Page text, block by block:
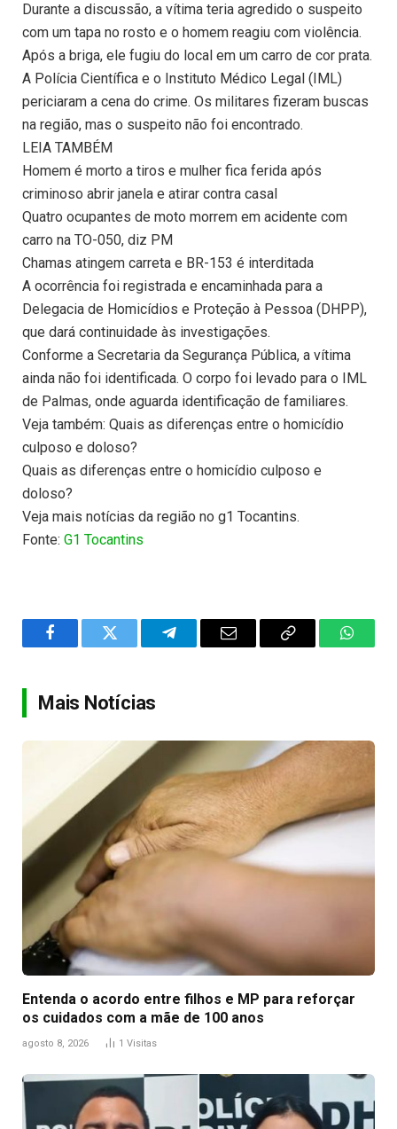
Durante a discussão, a vítima teria agredido o suspeito
com um tapa no rosto e o homem reagiu com violência.
Após a briga, ele fugiu do local em um carro de cor prata.
A Polícia Científica e o Instituto Médico Legal (IML)
periciaram a cena do crime. Os militares fizeram buscas
na região, mas o suspeito não foi encontrado.
LEIA TAMBÉM
Homem é morto a tiros e mulher fica ferida após
criminoso abrir janela e atirar contra casal
Quatro ocupantes de moto morrem em acidente com
carro na TO-050, diz PM
Chamas atingem carreta e BR-153 é interditada
A ocorrência foi registrada e encaminhada para a
Delegacia de Homicídios e Proteção à Pessoa (DHPP),
que dará continuidade às investigações.
Conforme a Secretaria da Segurança Pública, a vítima
ainda não foi identificada. O corpo foi levado para o IML
de Palmas, onde aguarda identificação de familiares.
Veja também: Quais as diferenças entre o homicídio
culposo e doloso?
Quais as diferenças entre o homicídio culposo e
doloso?
Veja mais notícias da região no g1 Tocantins.
Fonte: G1 Tocantins
FacebookTwitter TelegramEmail
Copy
Mais Notícias
Entenda o acordo entre filhos e MP para reforçar
os cuidados com a mãe de 100 anos
agosto 8, 2026 1 Visitas